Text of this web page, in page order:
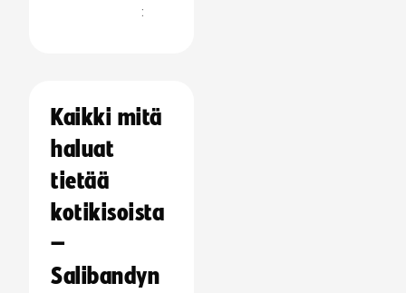
:
Kaikki mitä
haluat
tietää
kotikisoista
–
Salibandyn